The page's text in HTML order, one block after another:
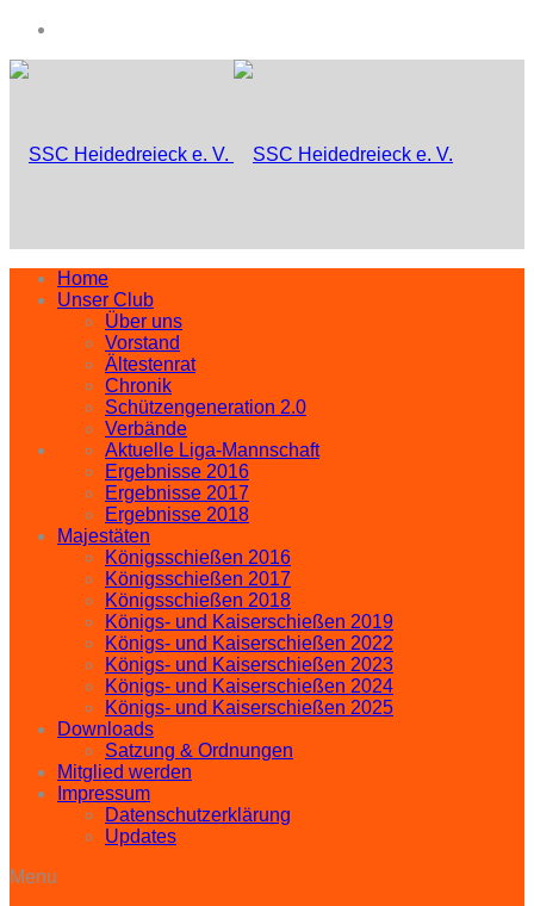
Home
Unser Club
Über uns
Vorstand
Ältestenrat
Chronik
Schützengeneration 2.0
Verbände
Aktuelle Liga-Mannschaft
Ergebnisse 2016
Ergebnisse 2017
Ergebnisse 2018
Majestäten
Königsschießen 2016
Königsschießen 2017
Königsschießen 2018
Königs- und Kaiserschießen 2019
Königs- und Kaiserschießen 2022
Königs- und Kaiserschießen 2023
Königs- und Kaiserschießen 2024
Königs- und Kaiserschießen 2025
Downloads
Satzung & Ordnungen
Mitglied werden
Impressum
Datenschutzerklärung
Updates
Menu